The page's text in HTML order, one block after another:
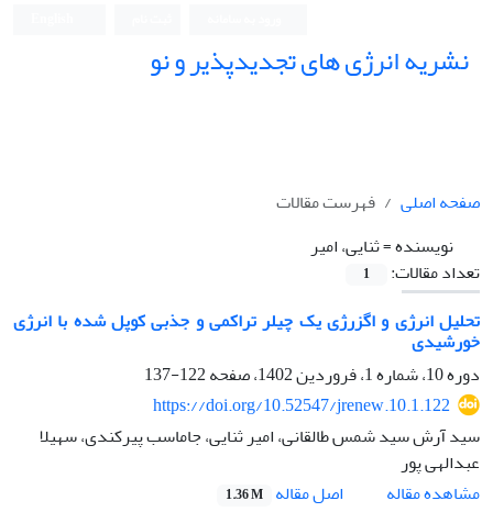
نشریه انرژی های تجدیدپذیر و نو
صفحه اصلی
فهرست مقالات
نویسنده =ثنایی، امیر
تعداد مقالات:
1
تحلیل انرژی و اگزرژی یک چیلر تراکمی و جذبی کوپل شده با انرژی
خورشیدی
دوره 10، شماره 1، فروردین 1402، صفحه
122-137
https://doi.org/10.52547/jrenew.10.1.122
سید آرش سید شمس طالقانی، امیر ثنایی، جاماسب پیرکندی، سهیلا
عبدالهی پور
مشاهده مقاله
اصل مقاله 1.36 M